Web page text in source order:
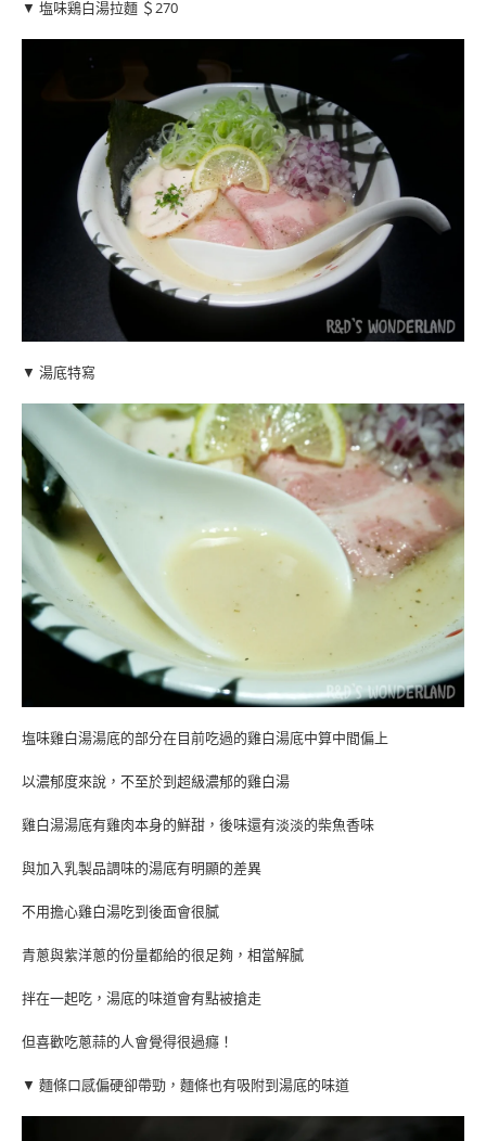
▼ 塩味鶏白湯拉麵 ＄270
▼ 湯底特寫
塩味雞白湯湯底的部分在目前吃過的雞白湯底中算中間偏上
以濃郁度來說，不至於到超級濃郁的雞白湯
雞白湯湯底有雞肉本身的鮮甜，後味還有淡淡的柴魚香味
與加入乳製品調味的湯底有明顯的差異
不用擔心雞白湯吃到後面會很膩
青蔥與紫洋蔥的份量都給的很足夠，相當解膩
拌在一起吃，湯底的味道會有點被搶走
但喜歡吃蔥蒜的人會覺得很過癮！
▼ 麵條口感偏硬卻帶勁，麵條也有吸附到湯底的味道